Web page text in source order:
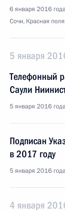
6 января 2016
Сочи, Красная
5 января
Телефонный
Саули
5 января 2016
Подписан
в 2017 году
5 января 2016
4 января